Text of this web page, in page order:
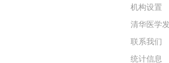
机构设置
清华医学
联系我们
统计信息